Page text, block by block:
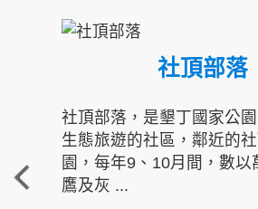
社頂部落
社頂部落，是墾丁國家公
生態旅遊的社區，鄰近的
園，每年9、10月間，數以
鷹及灰 ...